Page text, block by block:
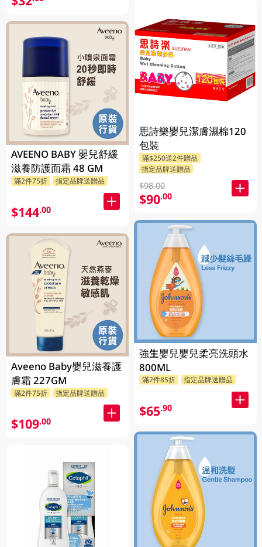
AVEENO BABY 嬰兒舒緩
滋養防護面霜 48 GM
滿2件75折 指定品牌送贈品
$144.00
Aveeno Baby嬰兒滋養護
膚霜 227GM
滿2件75折 指定品牌送贈品
$109.00
思詩樂嬰兒潔膚濕棉120
包裝
滿$250送2件贈品
指定品牌送贈品
$98.00
$90.00
強生嬰兒嬰兒柔亮洗頭水
800ML
滿2件85折 指定品牌送贈品
$65.90